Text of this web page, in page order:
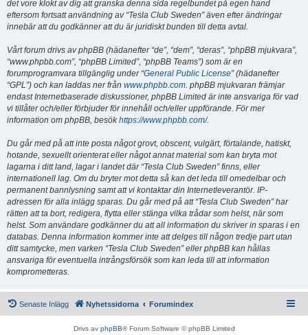
det vore klokt av dig att granska denna sida regelbundet på egen hand
eftersom fortsatt användning av “Tesla Club Sweden” även efter ändringar
innebär att du godkänner att du är juridiskt bunden till detta avtal.
Vårt forum drivs av phpBB (hädanefter “de”, “dem”, “deras”, “phpBB mjukvara”,
“www.phpbb.com”, “phpBB Limited”, “phpBB Teams”) som är en
forumprogramvara tillgänglig under “General Public License” (hädanefter
“GPL”) och kan laddas ner från www.phpbb.com. phpBB mjukvaran främjar
endast Internetbaserade diskussioner, phpBB Limited är inte ansvariga för vad
vi tillåter och/eller förbjuder för innehåll och/eller uppförande. För mer
information om phpBB, besökhttps://www.phpbb.com/.
Du går med på att inte posta något grovt, obscent, vulgärt, förtalande, hatiskt,
hotande, sexuellt orienterat eller något annat material som kan bryta mot
lagarna i ditt land, lagar i landet där “Tesla Club Sweden” finns, eller
internationell lag. Om du bryter mot detta så kan det leda till omedelbar och
permanent bannlysning samt att vi kontaktar din Internetleverantör. IP-
adressen för alla inlägg sparas. Du går med på att “Tesla Club Sweden” har
rätten att ta bort, redigera, flytta eller stänga vilka trådar som helst, när som
helst. Som användare godkänner du att all information du skriver in sparas i en
databas. Denna information kommer inte att delges till någon tredje part utan
ditt samtycke, men varken “Tesla Club Sweden” eller phpBB kan hållas
ansvariga för eventuella intrångsförsök som kan leda till att information
komprometteras.
Senaste Inlägg Nyhetssidorna Forumindex
Drivs av phpBB® Forum Software © phpBB Limited